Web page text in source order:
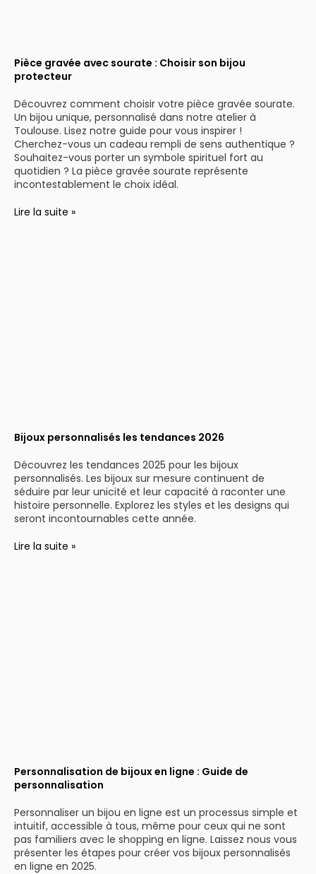
Pièce gravée avec sourate : Choisir son bijou
protecteur
Découvrez comment choisir votre pièce gravée sourate.
Un bijou unique, personnalisé dans notre atelier à
Toulouse. Lisez notre guide pour vous inspirer !
Cherchez-vous un cadeau rempli de sens authentique ?
Souhaitez-vous porter un symbole spirituel fort au
quotidien ? La pièce gravée sourate représente
incontestablement le choix idéal.
Lire la suite »
Bijoux personnalisés les tendances 2026
Découvrez les tendances 2025 pour les bijoux
personnalisés. Les bijoux sur mesure continuent de
séduire par leur unicité et leur capacité à raconter une
histoire personnelle. Explorez les styles et les designs qui
seront incontournables cette année.
Lire la suite »
Personnalisation de bijoux en ligne : Guide de
personnalisation
Personnaliser un bijou en ligne est un processus simple et
intuitif, accessible à tous, même pour ceux qui ne sont
pas familiers avec le shopping en ligne. Laissez nous vous
présenter les étapes pour créer vos bijoux personnalisés
en ligne en 2025.